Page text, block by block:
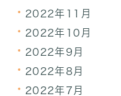
2022年11月
2022年10月
2022年9月
2022年8月
2022年7月